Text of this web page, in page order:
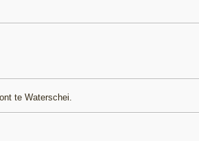
te Waterschei.